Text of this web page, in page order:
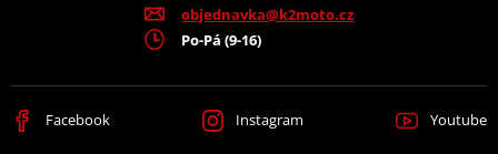
objednavka@k2moto.cz
Po-Pá (9-16)
Facebook Instagram Youtube